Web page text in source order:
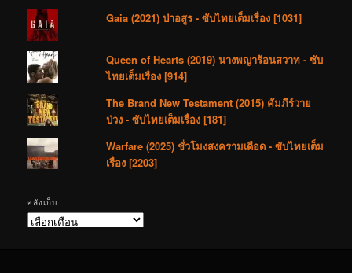
Gaia (2021) ป่าอสูร - ซับไทยเต็มเรื่อง [1031]
Queen of Hearts (2019) นางพญาร้อนสวาท - ซับ
ไทยเต็มเรื่อง [914]
The Brand New Testament (2015) คัมภีร์วาย
ป่วง - ซับไทยเต็มเรื่อง [181]
Warfare (2025) ชั่วโมงสงครามเดือด - ซับไทยเต็ม
เรื่อง [2203]
คลังเก็บ
คลัง